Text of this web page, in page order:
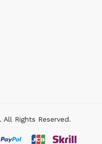
Rights Reserved.